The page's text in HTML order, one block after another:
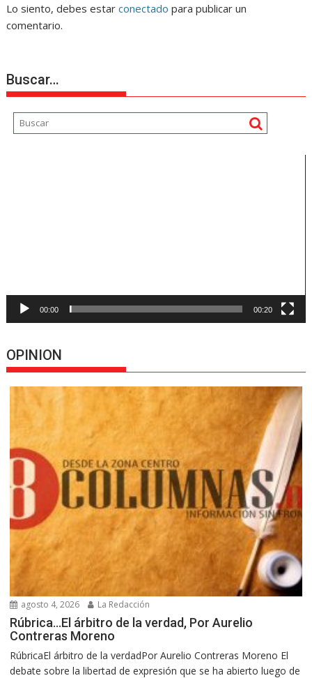
Lo siento, debes estarconectado para publicar un
comentario.
Buscar…
00:00 00:20
OPINION
agosto 4, 2026 La Redacción
Rúbrica…El árbitro de la verdad, Por Aurelio
Contreras Moreno
RúbricaEl árbitro de la verdadPor Aurelio Contreras Moreno El
debate sobre la libertad de expresión que se ha abierto luego de